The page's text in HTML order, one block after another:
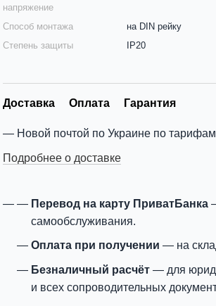
напряжение
Способ монтажа
на DIN рейку
Степень защиты
IP20
Доставка Оплата Гарантия
Новой почтой по Украине по тарифам
Подробнее о доставке
Перевод на карту ПриватБанка
самообслуживания.
Оплата при получении — на
Безналичный расчёт — для
и всех сопроводительных